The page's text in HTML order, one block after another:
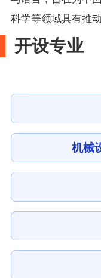
科学等领域具有推
开设专业
机械